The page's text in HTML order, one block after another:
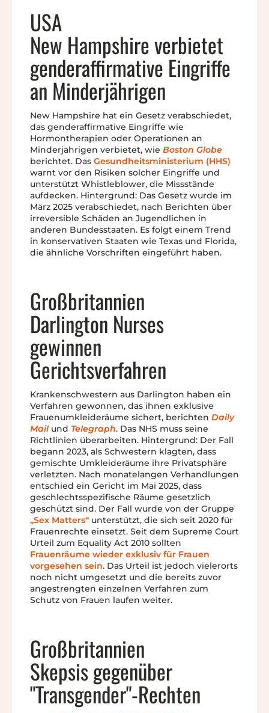
USA
New Hampshire verbietet
genderaffirmative Eingriffe
an Minderjährigen
New Hampshire hat ein Gesetz verabschiedet,
das genderaffirmative Eingriffe wie
Hormontherapien oder Operationen an
Minderjährigen verbietet, wie Boston Globe
berichtet. Das Gesundheitsministerium (HHS)
warnt vor den Risiken solcher Eingriffe und
unterstützt Whistleblower, die Missstände
aufdecken. Hintergrund: Das Gesetz wurde im
März 2025 verabschiedet, nach Berichten über
irreversible Schäden an Jugendlichen in
anderen Bundesstaaten. Es folgt einem Trend
in konservativen Staaten wie Texas und Florida,
die ähnliche Vorschriften eingeführt haben.
Großbritannien
Darlington Nurses
gewinnen
Gerichtsverfahren
Krankenschwestern aus Darlington haben ein
Verfahren gewonnen, das ihnen exklusive
Frauenumkleideräume sichert, berichten Daily
Mail und Telegraph. Das NHS muss seine
Richtlinien überarbeiten. Hintergrund: Der Fall
begann 2023, als Schwestern klagten, dass
gemischte Umkleideräume ihre Privatsphäre
verletzten. Nach monatelangen Verhandlungen
entschied ein Gericht im Mai 2025, dass
geschlechtsspezifische Räume gesetzlich
geschützt sind. Der Fall wurde von der Gruppe
„Sex Matters“ unterstützt, die sich seit 2020 für
Frauenrechte einsetzt. Seit dem Supreme Court
Urteil zum Equality Act 2010 sollten
Frauenräume wieder exklusiv für Frauen
vorgesehen sein. Das Urteil ist jedoch vielerorts
noch nicht umgesetzt und die bereits zuvor
angestrengten einzelnen Verfahren zum
Schutz von Frauen laufen weiter.
Großbritannien
Skepsis gegenüber
"Transgender"-Rechten